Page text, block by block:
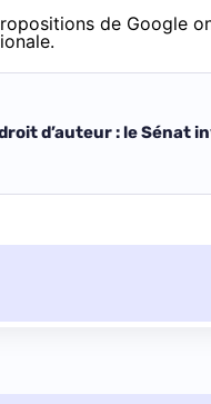
de Google
d’auteur : le Sénat